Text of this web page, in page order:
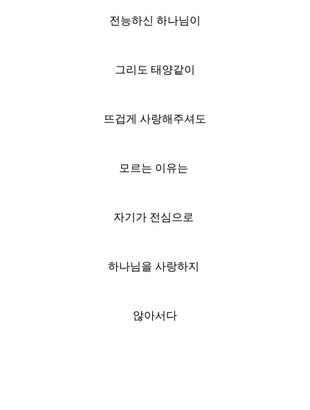
전능하신 하나님이
그리도 태양같이
뜨겁게 사랑해주셔도
모르는 이유는
자기가 전심으로
하나님을 사랑하지
않아서다